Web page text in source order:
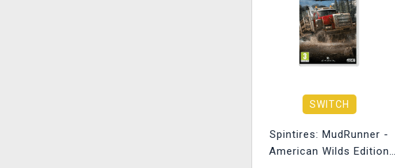
SWITCH
Spintires: MudRunner -
American Wilds Edition